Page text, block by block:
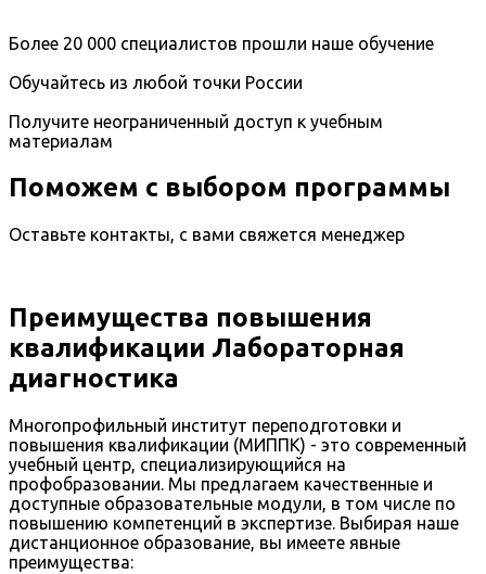
Более 20 000 специалистов прошли наше обучение
Обучайтесь из любой точки России
Получите неограниченный доступ к учебным
материалам
Поможем с выбором программы
Оставьте контакты, с вами свяжется менеджер
Преимущества повышения
квалификации Лабораторная
диагностика
Многопрофильный институт переподготовки и
повышения квалификации (МИППК) - это современный
учебный центр, специализирующийся на
профобразовании. Мы предлагаем качественные и
доступные образовательные модули, в том числе по
повышению компетенций в экспертизе. Выбирая наше
дистанционное образование, вы имеете явные
преимущества: